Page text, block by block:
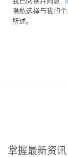
隐私选择与我的
所述。
掌握最新资讯